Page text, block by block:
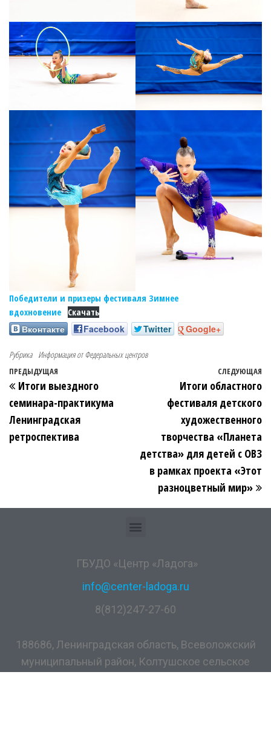
Победители и призеры фестиваля Зимнее
вдохновение
Скачать
Вконтакте Facebook Twitter Google+
Рубрика Информация от Федеральных центров
ПРЕДЫДУЩАЯ
Итоги выездного
семинара-практикума
Ленинградская
ретроспектива
СЛЕДУЮЩАЯ
Итоги областного
фестиваля детского
художественного
творчества «Планета
детства» для детей с ОВЗ
в рамках проекта «Этот
разноцветный мир»
ГБУДО «Центр «Ладога»
info@center-ladoga.ru
8(812)247-27-60
188686, Ленинградская область, Всеволожский
муниципальный район, Колтушское сельское